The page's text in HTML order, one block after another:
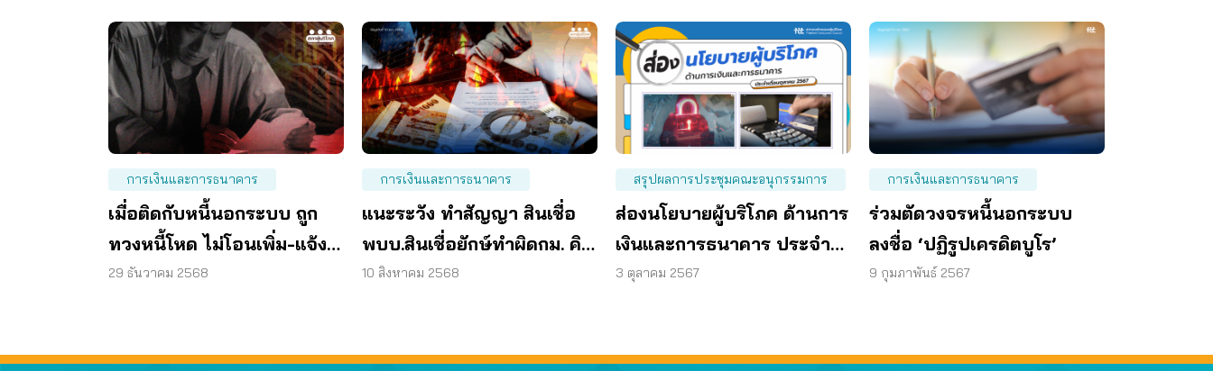
การเงินและการธนาคาร
เมื่อติดกับหนี้นอกระบบ ถูก
ทวงหนี้โหด ไม่โอนเพิ่ม-แจ้ง
ความ
29 ธันวาคม 2568
การเงินและการธนาคาร
แนะระวัง ทำสัญญา สินเชื่อ
พบบ.สินเชื่อยักษ์ทำผิดกม. คิด
ดอกเบี้ยซ้ำซ้อน
10 สิงหาคม 2568
สรุปผลการประชุมคณะอนุกรรมการ
ส่องนโยบายผู้บริโภค ด้านการ
เงินและการธนาคาร ประจำ
เดือน ต.ค. 67
3 ตุลาคม 2567
การเงินและการธนาคาร
ร่วมตัดวงจรหนี้นอกระบบ
ลงชื่อ ‘ปฏิรูปเครดิตบูโร’
9 กุมภาพันธ์ 2567